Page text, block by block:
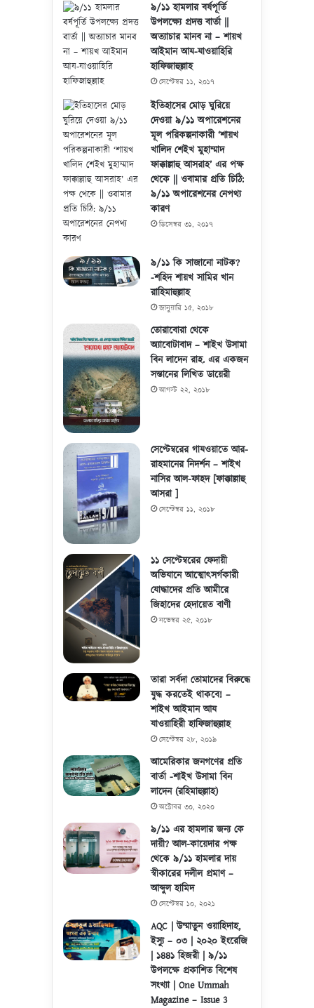
৯/১১ হামলার বর্ষপূর্তি
উপলক্ষ্যে প্রদত্ত বার্তা ||
অত্যাচার মানব না – শায়খ
আইমান আয-যাওয়াহিরি
হাফিজাহুল্লাহ
সেপ্টেম্বর ১১, ২০১৭
ইতিহাসের মোড় ঘুরিয়ে
দেওয়া ৯/১১ অপারেশনের
মূল পরিকল্পনাকারী ‘শায়খ
খালিদ শেইখ মুহাম্মাদ
ফাক্কাল্লাহু আসরাহ’ এর পক্ষ
থেকে || ওবামার প্রতি চিঠি:
৯/১১ অপারেশনের নেপথ্য
কারণ
ডিসেম্বর ৩১, ২০১৭
৯/১১ কি সাজানো নাটক?
-শহিদ শায়খ সামির খান
রাহিমাহুল্লাহ
জানুয়ারি ১৫, ২০১৮
তোরাবোরা থেকে
অ্যাবোটাবাদ – শাইখ উসামা
বিন লাদেন রাহ. এর একজন
সন্তানের লিখিত ডায়েরী
আগস্ট ২২, ২০১৮
সেপ্টেম্বরের গাযওয়াতে আর-
রাহমানের নিদর্শন – শাইখ
নাসির আল-ফাহদ [ফাক্কাল্লাহু
আসরা ]
সেপ্টেম্বর ১১, ২০১৮
১১ সেপ্টেম্বরের ফেদায়ী
অভিযানে আত্মোৎসর্গকারী
যোদ্ধাদের প্রতি আমীরে
জিহাদের হেদায়েত বাণী
নভেম্বর ২৫, ২০১৮
তারা সর্বদা তোমাদের বিরুদ্ধে
যুদ্ধ করতেই থাকবে! –
শাইখ আইমান আয
যাওয়াহিরী হাফিজাহুল্লাহ
সেপ্টেম্বর ২৮, ২০১৯
আমেরিকার জনগণের প্রতি
বার্তা -শাইখ উসামা বিন
লাদেন (রহিমাহুল্লাহ)
অক্টোবর ৩০, ২০২০
৯/১১ এর হামলার জন্য কে
দায়ী? আল-কায়েদার পক্ষ
থেকে ৯/১১ হামলার দায়
স্বীকারের দলীল প্রমাণ –
আব্দুল হামিদ
সেপ্টেম্বর ১০, ২০২১
AQC | উম্মাতুন ওয়াহিদাহ,
ইস্যু – ০৩ | ২০২০ ইংরেজি
| ১৪৪১ হিজরী | ৯/১১
উপলক্ষে প্রকাশিত বিশেষ
সংখ্যা | One Ummah
Magazine – Issue 3